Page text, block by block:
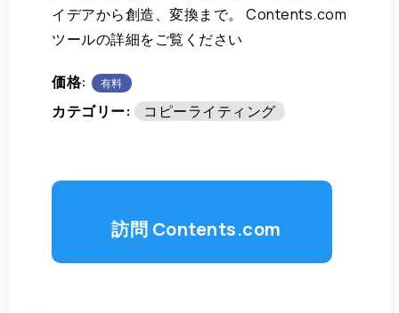
イデアから創造、変換まで。 Contents.com
ツールの詳細をご覧ください
価格: 有料
カテゴリー: コピーライティング
訪問 Contents.com